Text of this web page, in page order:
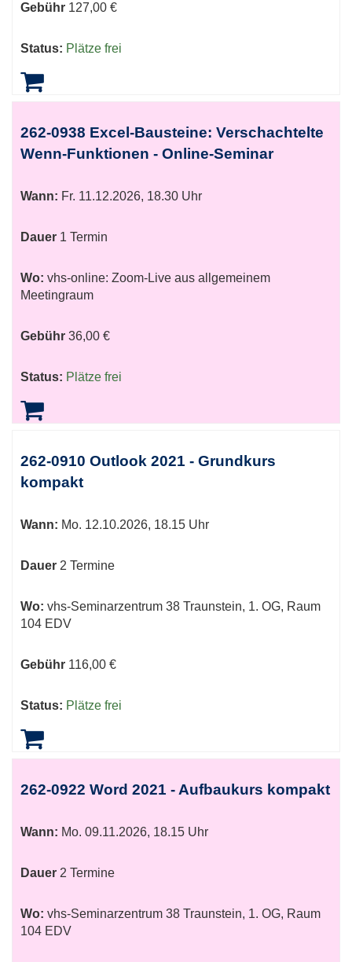
Gebühr 127,00 €
Status: Plätze frei
262-0938 Excel-Bausteine: Verschachtelte
Wenn-Funktionen - Online-Seminar
Wann: Fr. 11.12.2026, 18.30 Uhr
Dauer 1 Termin
Wo: vhs-online: Zoom-Live aus allgemeinem
Meetingraum
Gebühr 36,00 €
Status: Plätze frei
262-0910 Outlook 2021 - Grundkurs
kompakt
Wann: Mo. 12.10.2026, 18.15 Uhr
Dauer 2 Termine
Wo: vhs-Seminarzentrum 38 Traunstein, 1. OG, Raum
104 EDV
Gebühr 116,00 €
Status: Plätze frei
262-0922 Word 2021 - Aufbaukurs kompakt
Wann: Mo. 09.11.2026, 18.15 Uhr
Dauer 2 Termine
Wo: vhs-Seminarzentrum 38 Traunstein, 1. OG, Raum
104 EDV